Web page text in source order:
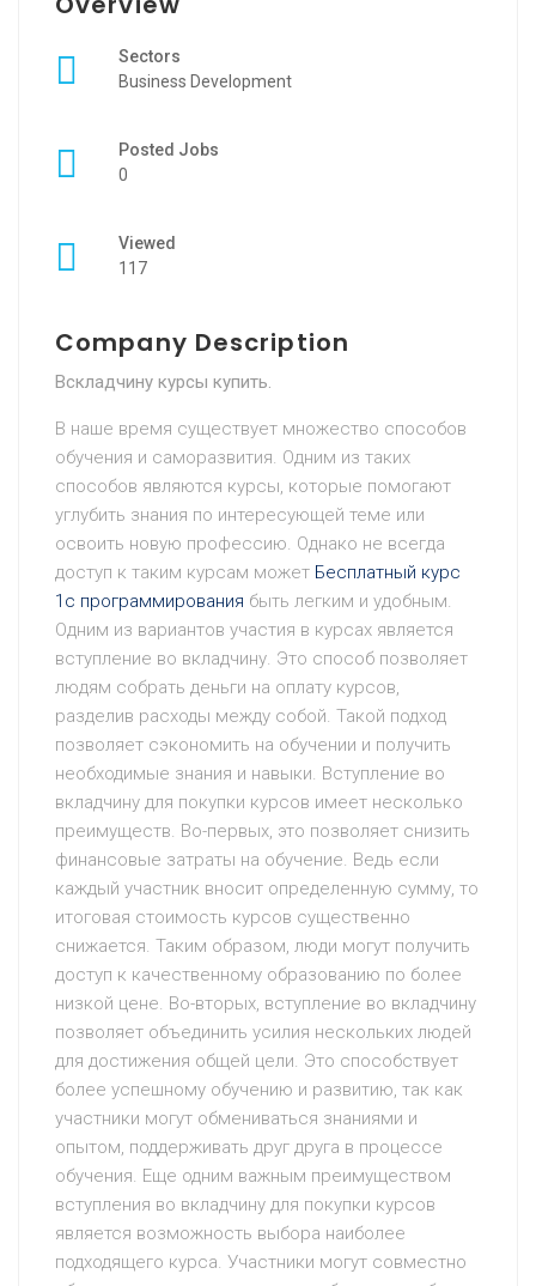
Sectors
Business Development
Posted Jobs
0
Viewed
117
Company Description
Вскладчину курсы купить.
В наше время существует множество способов
обучения и саморазвития. Одним из таких
способов являются курсы, которые помогают
углубить знания по интересующей теме или
освоить новую профессию. Однако не всегда
доступ к таким курсам может Бесплатный курс
1c программирования быть легким и удобным.
Одним из вариантов участия в курсах является
вступление во вкладчину. Это способ позволяет
людям собрать деньги на оплату курсов,
разделив расходы между собой. Такой подход
позволяет сэкономить на обучении и получить
необходимые знания и навыки. Вступление во
вкладчину для покупки курсов имеет несколько
преимуществ. Во-первых, это позволяет снизить
финансовые затраты на обучение. Ведь если
каждый участник вносит определенную сумму, то
итоговая стоимость курсов существенно
снижается. Таким образом, люди могут получить
доступ к качественному образованию по более
низкой цене. Во-вторых, вступление во вкладчину
позволяет объединить усилия нескольких людей
для достижения общей цели. Это способствует
более успешному обучению и развитию, так как
участники могут обмениваться знаниями и
опытом, поддерживать друг друга в процессе
обучения. Еще одним важным преимуществом
вступления во вкладчину для покупки курсов
является возможность выбора наиболее
подходящего курса. Участники могут совместно